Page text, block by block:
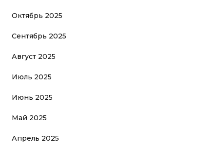
Октябрь 2025
Сентябрь 2025
Август 2025
Июль 2025
Июнь 2025
Май 2025
Апрель 2025